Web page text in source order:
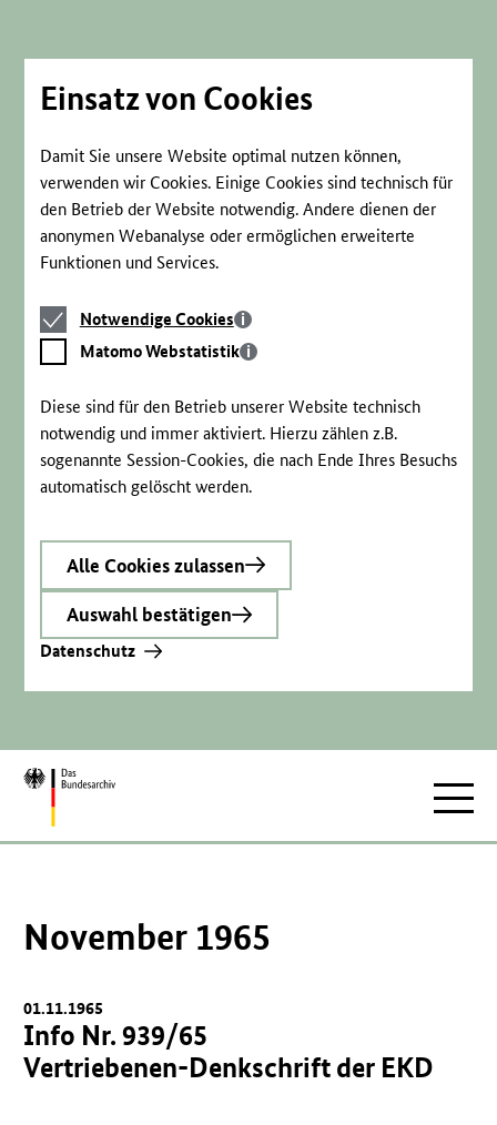
Einsatz von Cookies
Damit Sie unsere Website optimal nutzen können,
verwenden wir Cookies. Einige Cookies sind technisch für
den Betrieb der Website notwendig. Andere dienen der
anonymen Webanalyse oder ermöglichen erweiterte
Funktionen und Services.
Notwendige
Cookies
Notwendige Cookies
Matomo
Webstatistik
Matomo Webstatistik
Diese sind für den Betrieb unserer Website technisch
notwendig und immer aktiviert. Hierzu zählen z.B.
sogenannte Session-Cookies, die nach Ende Ihres Besuchs
automatisch gelöscht werden.
Alle Cookies zulassen
Auswahl bestätigen
Datenschutz
Zur
November 1965
01.11.1965
Info Nr. 939/65
Vertriebenen-Denkschrift der EKD